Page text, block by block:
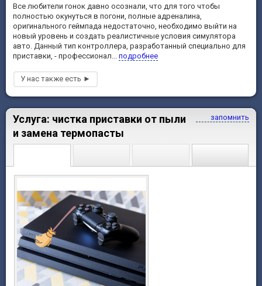
Все любители гонок давно осознали, что для того чтобы
полностью окунуться в погони, полные адреналина,
оригинального геймпада недостаточно, необходимо выйти на
новый уровень и создать реалистичные условия симулятора
авто. Данный тип контроллера, разработанный специально для
приставки, - профессионал... подробнее
запомнить
Услуга: чистка приставки от пыли
и замена термопасты